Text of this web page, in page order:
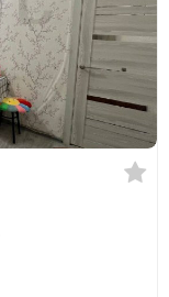
3 500 000
81400 ₽/м²
→